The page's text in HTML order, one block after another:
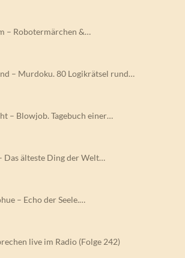
– Robotermärchen &…
– Murdoku. 80 Logikrätsel rund…
– Blowjob. Tagebuch einer…
Das älteste Ding der Welt…
– Echo der Seele.…
live im Radio (Folge 242)